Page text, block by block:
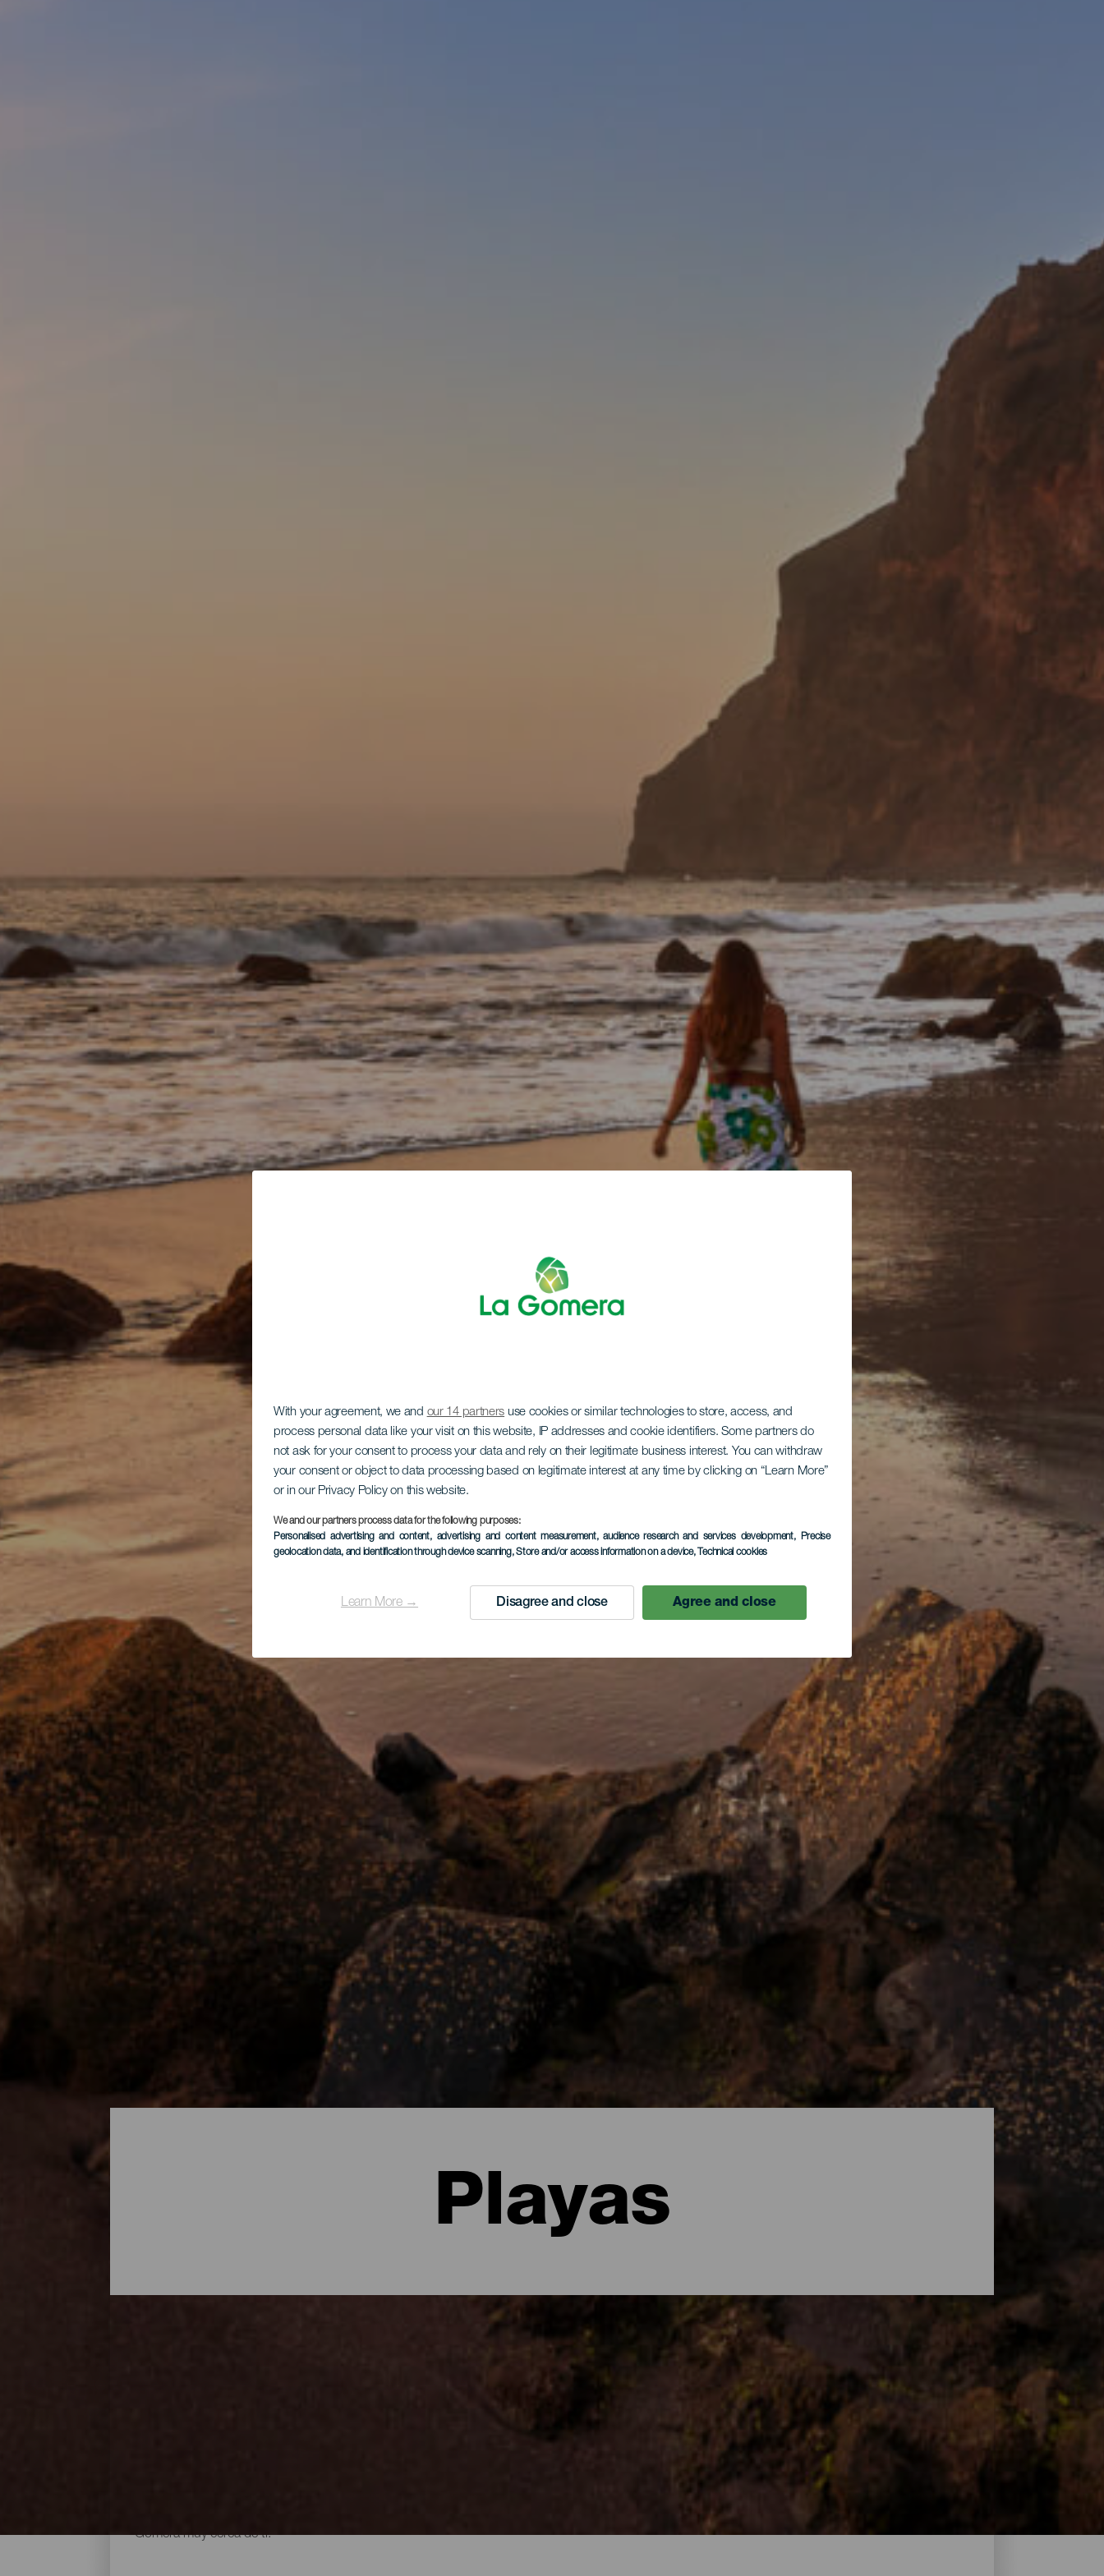
With your agreement, we and our 14 partners use cookies or similar technologies to store, access, and
process personal data like your visit on this website, IP addresses and cookie identifiers. Some partners do
not ask for your consent to process your data and rely on their legitimate business interest. You can withdraw
your consent or object to data processing based on legitimate interest at any time by clicking on “Learn More”
or in our Privacy Policy on this website.
We and our partners process data for the following purposes:
Personalised advertising and content, advertising and content measurement, audience research and services development, Precise
geolocation data, and identification through device scanning, Store and/or access information on a device, Technical cookies
Learn More → Disagree and close Agree and close
Playas
Las playas de La Gomera son, sin duda, una de las joyas que esconde la isla. Su extraordinario clima permite disfrutar de un chapuzón y un día de
sol durante cualquier época del año, ya sea en escondidas calas situadas a los pies de espectaculares acantilados o en playas salvajes de oscura
arena volcánica a las que se accede a través de senderos rodados de naturaleza. Un entorno de paz y aguas tranquilas ideal para relajarse en
Gomera muy cerca de ti.